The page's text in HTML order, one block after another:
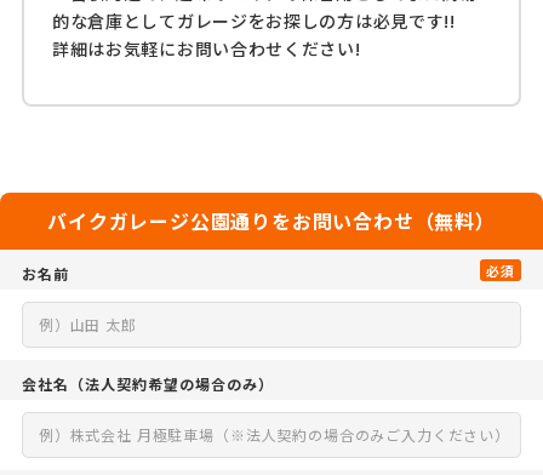
的な倉庫としてガレージをお探しの方は必見です!!
詳細はお気軽にお問い合わせください!
バイクガレージ公園通りをお問い合わせ（無料）
お名前 必須
会社名 （法人契約希望の場合のみ）